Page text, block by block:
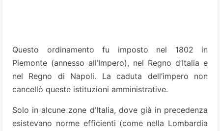
Questo ordinamento fu imposto nel 1802 in
Piemonte (annesso all’Impero), nel Regno d’Italia e
nel Regno di Napoli. La caduta dell’impero non
cancellò queste istituzioni amministrative.
Solo in alcune zone d’Italia, dove già in precedenza
esistevano norme efficienti (come nella Lombardia